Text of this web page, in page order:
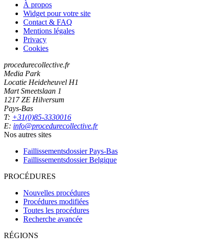
À propos
Widget pour votre site
Contact & FAQ
Mentions légales
Privacy
Cookies
procedurecollective.fr
Media Park
Locatie Heideheuvel H1
Mart Smeetslaan 1
1217 ZE Hilversum
Pays-Bas
T: +31(0)85-3330016
E: info@procedurecollective.fr
Nos autres sites
Faillissementsdossier Pays-Bas
Faillissementsdossier Belgique
PROCÉDURES
Nouvelles procédures
Procédures modifiées
Toutes les procédures
Recherche avancée
RÉGIONS